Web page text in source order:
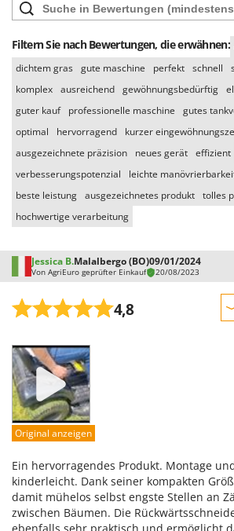
Filtern Sie nach Bewertungen, die erwähnen:
dichtem gras gute maschine perfekt schnell
komplex ausreichend gewöhnungsbedürftig
guter kauf
professionelle maschine gutes
optimal
hervorragend
kurzer
ausgezeichnete präzision
neues gerät effizient
verbesserungspotenzial
leichte
beste leistung ausgezeichnetes produkt tolles
hochwertige verarbeitung
Jessica B.Malalbergo (BO)09/01/2024
Von AgriEuro geprüfter Einkauf 20/08/2023
4,8
Leistung
Benutzerfreundlichkeit
Qualität / Preis
Schwierigkeitsgrad Zusammenbau
Original anzeigen
Ein hervorragendes Produkt. Montage
kinderleicht. Dank seiner kompakten
damit mühelos selbst engste Stellen an
zwischen Bäumen. Die